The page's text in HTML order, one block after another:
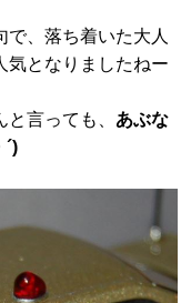
、落ち着いた大人
気となりましたねー
言っても、 あぶな